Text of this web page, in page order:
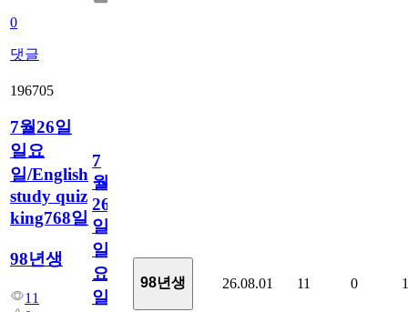
0
댓글
196705
7월26일
일요
일/English
study quiz
king768일
98년생
11
7
월
26
일
일
요
일/English
98년생 26.08.01 11 0 1